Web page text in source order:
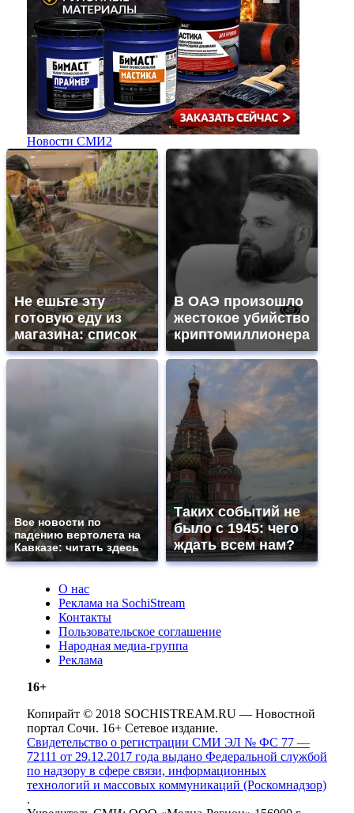
Новости СМИ2
Не ешьте эту
готовую еду из
магазина: список
В ОАЭ произошло
жестокое убийство
криптомиллионера
Все новости по
падению вертолета на
Кавказе: читать здесь
Таких событий не
было с 1945: чего
ждать всем нам?
О нас
Реклама на SochiStream
Контакты
Пользовательское соглашение
Народная медиа-группа
Реклама
16+
Копирайт © 2018 SOCHISTREAM.RU — Новостной
портал Сочи. 16+ Сетевое издание.
Свидетельство о регистрации СМИ ЭЛ № ФС 77 —
72111 от 29.12.2017 года выдано Федеральной службой
по надзору в сфере связи, информационных
технологий и массовых коммуникаций (Роскомнадзор)
.